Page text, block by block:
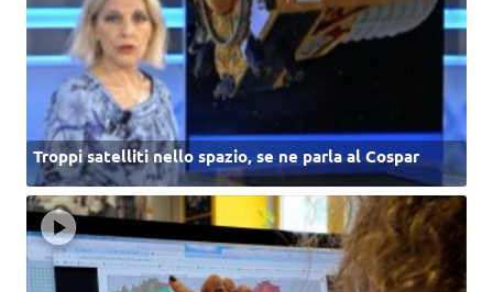
Troppi satelliti nello spazio, se ne parla al Cospar